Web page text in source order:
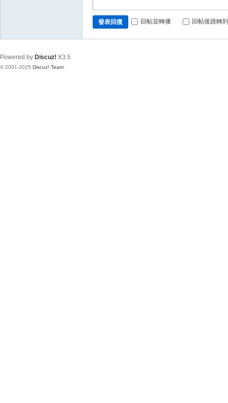
發表回復 回帖並轉播 回帖後跳轉
Powered by Discuz! X3.5
© 2001-2025 Discuz! Team